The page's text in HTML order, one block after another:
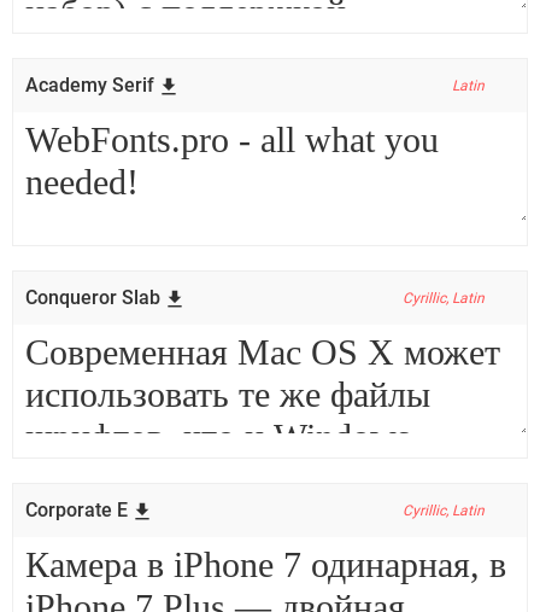
Academy Serif Latin
Conqueror Slab Cyrillic, Latin
Corporate E Cyrillic, Latin